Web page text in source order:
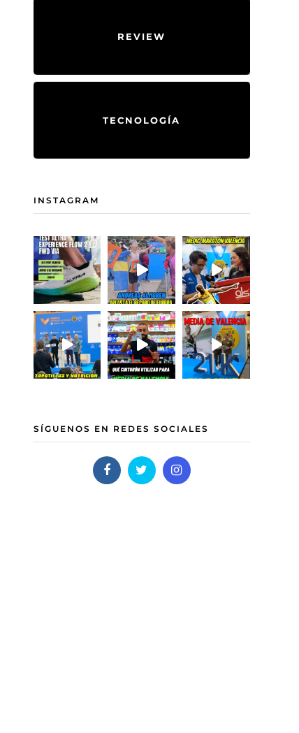
REVIEW
TECNOLOGÍA
INSTAGRAM
SÍGUENOS EN REDES SOCIALES